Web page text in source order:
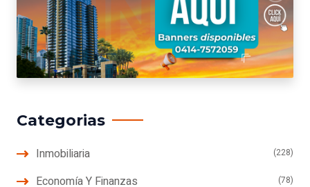
Categorias
Inmobiliaria (228)
Economía Y Finanzas (78)